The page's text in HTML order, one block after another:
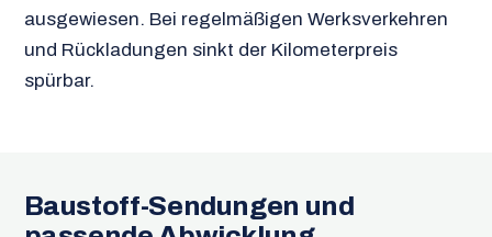
ausgewiesen. Bei regelmäßigen Werksverkehren
und Rückladungen sinkt der Kilometerpreis
spürbar.
Baustoff-Sendungen und